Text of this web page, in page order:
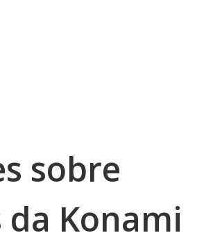
sobre
Konami